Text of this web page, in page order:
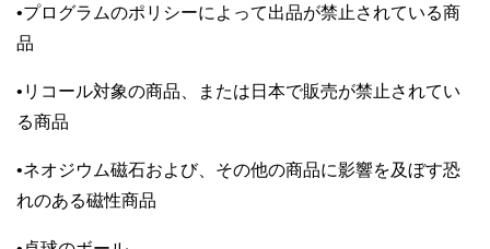
•プログラムのポリシーによって出品が禁止されている商
品
• リコール対象の商品、または日本で販売が禁止されてい
る商品
•ネオジウム磁石および、その他の商品に影響を及ぼす恐
れのある磁性商品